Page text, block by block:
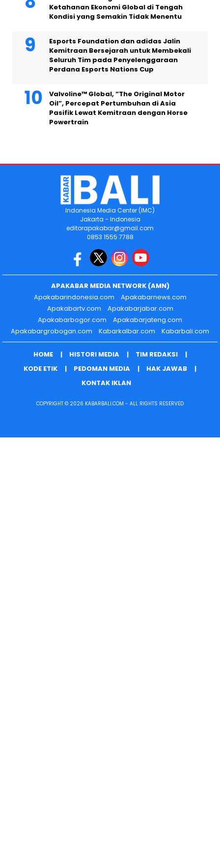
Ketahanan Ekonomi Global di Tengah
Kondisi yang Semakin Tidak Menentu
Esports Foundation dan adidas Jalin
Kemitraan Bersejarah untuk Membekali
Seluruh Tim pada Penyelenggaraan
Perdana Esports Nations Cup
Valvoline™ Global, “The Original Motor
Oil”, Percepat Pertumbuhan di Asia
Pasifik Lewat Kemitraan dengan Horse
Powertrain
Indonesia Media Center (IMC)
Jakarta - Indonesia
editorapakabar@gmail.com
0853 1555 7788
APAKABAR MEDIA NETWORK (AMN)
Apakabarindonesia.com
Apakabarnews.com
Apakabartv.com
Apakabarjabar.com
Apakabarbogor.com
Apakabarjateng.com
Apakabargrobogan.com
Kabarkalbar.com Kabarbali.com
HOME HISTORI MEDIA
TIM REDAKSI
KODE ETIK
PEDOMAN MEDIA
HAK JAWAB
KONTAK IKLAN
COPYRIGHT © 2026 KABARBALI.COM - ALL RIGHTS RESERVED